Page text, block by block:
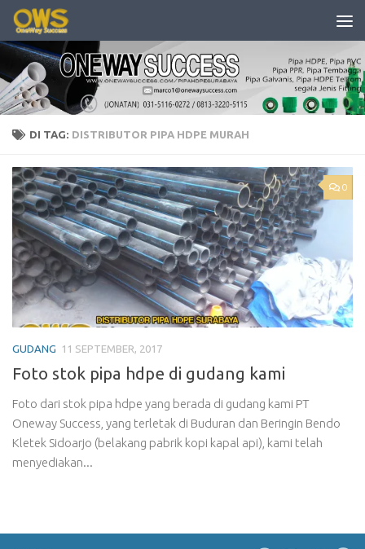
Skip to content
DI TAG: DISTRIBUTOR PIPA HDPE MURAH
0
GUDANG 11 SEPTEMBER, 2017
Foto stok pipa hdpe di gudang kami
Foto dari stok pipa hdpe yang berada di gudang kami PT
Oneway Success, yang terletak di Buduran dan Beringin Bendo
Kletek Sidoarjo (belakang pabrik kopi kapal api), kami telah
menyediakan...